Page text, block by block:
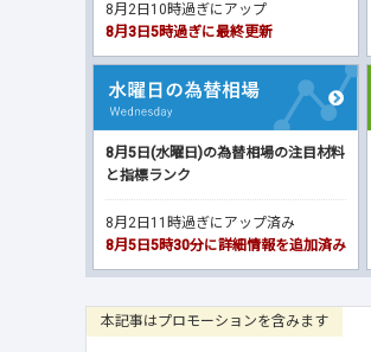
8月2日10時過ぎにアップ
8月3日5時過ぎに最終更新
8月5日(水曜日)の為替相場の注目材料
と指標ランク
8月2日11時過ぎにアップ済み
8月5日5時30分に詳細情報を追加済み
本記事はプロモーションを含みます